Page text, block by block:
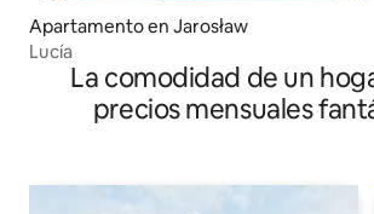
Apartamento en Jarosław
Lucía
La comodidad de un
precios mensuales